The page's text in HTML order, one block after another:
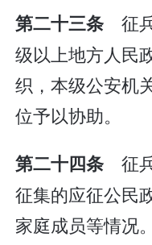
第二十三条 征
级以上地方人民
织，本级公安机
位予以协助。
第二十四条 征
征集的应征公民
家庭成员等情况。